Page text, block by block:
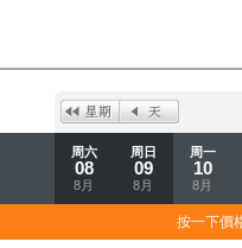
周六
08
8月
周日
09
8月
周一
10
8月
按一下價